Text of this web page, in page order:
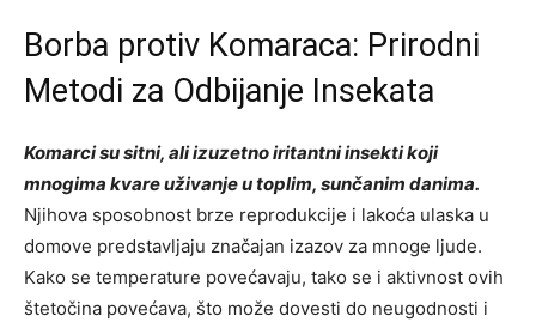
Borba protiv Komaraca: Prirodni
Metodi za Odbijanje Insekata
Komarci su sitni, ali izuzetno iritantni insekti koji
mnogima kvare uživanje u toplim, sunčanim danima.
Njihova sposobnost brze reprodukcije i lakoća ulaska u
domove predstavljaju značajan izazov za mnoge ljude.
Kako se temperature povećavaju, tako se i aktivnost ovih
štetočina povećava, što može dovesti do neugodnosti i